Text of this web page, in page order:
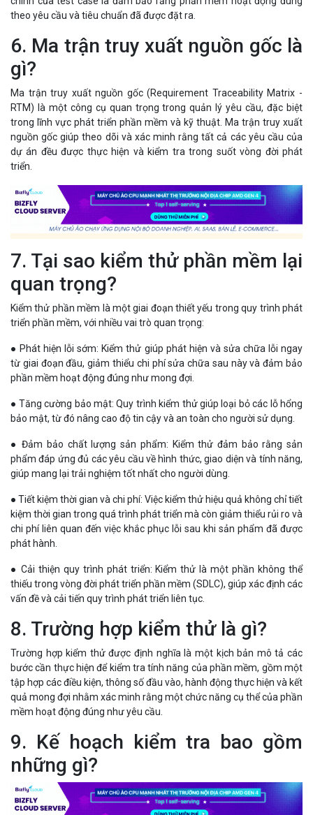
theo yêu cầu và tiêu chuẩn đã được đặt ra.
6. Ma trận truy xuất nguồn gốc là
gì?
Ma trận truy xuất nguồn gốc (Requirement Traceability Matrix -
RTM) là một công cụ quan trọng trong quản lý yêu cầu, đặc biệt
trong lĩnh vực phát triển phần mềm và kỹ thuật. Ma trận truy xuất
nguồn gốc giúp theo dõi và xác minh rằng tất cả các yêu cầu của
dự án đều được thực hiện và kiểm tra trong suốt vòng đời phát
triển.
7. Tại sao kiểm thử phần mềm lại
quan trọng?
Kiểm thử phần mềm là một giai đoạn thiết yếu trong quy trình phát
triển phần mềm, với nhiều vai trò quan trọng:
● Phát hiện lỗi sớm: Kiểm thử giúp phát hiện và sửa chữa lỗi ngay
từ giai đoạn đầu, giảm thiểu chi phí sửa chữa sau này và đảm bảo
phần mềm hoạt động đúng như mong đợi.
● Tăng cường bảo mật: Quy trình kiểm thử giúp loại bỏ các lỗ hổng
bảo mật, từ đó nâng cao độ tin cậy và an toàn cho người sử dụng.
● Đảm bảo chất lượng sản phẩm: Kiểm thử đảm bảo rằng sản
phẩm đáp ứng đủ các yêu cầu về hình thức, giao diện và tính năng,
giúp mang lại trải nghiệm tốt nhất cho người dùng.
● Tiết kiệm thời gian và chi phí: Việc kiểm thử hiệu quả không chỉ tiết
kiệm thời gian trong quá trình phát triển mà còn giảm thiểu rủi ro và
chi phí liên quan đến việc khắc phục lỗi sau khi sản phẩm đã được
phát hành.
● Cải thiện quy trình phát triển: Kiểm thử là một phần không thể
thiếu trong vòng đời phát triển phần mềm (SDLC), giúp xác định các
vấn đề và cải tiến quy trình phát triển liên tục.
8. Trường hợp kiểm thử là gì?
Trường hợp kiểm thử được định nghĩa là một kịch bản mô tả các
bước cần thực hiện để kiểm tra tính năng của phần mềm, gồm một
tập hợp các điều kiện, thông số đầu vào, hành động thực hiện và kết
quả mong đợi nhằm xác minh rằng một chức năng cụ thể của phần
mềm hoạt động đúng như yêu cầu.
9. Kế hoạch kiểm tra bao gồm
những gì?